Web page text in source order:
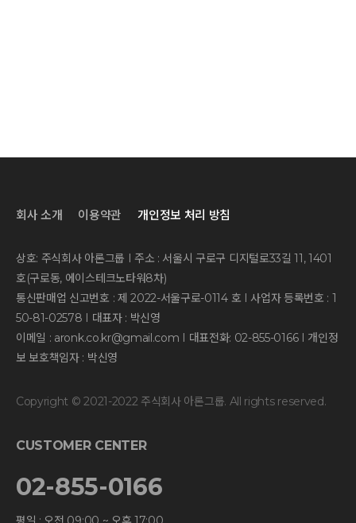
회사 소개 이용약관 개인정보 처리 방침
상호: 주식회사 아론그룹 I 주소 : 서울시 구로구 디지털로33길 11, 1401
호(구로동, 에이스테크노타워8차)
통신판매업 신고번호 : 제 2022-서울구로-0114 호 I 사업자 등록번호 : 1
50-81-02578 I 대표자 : 박신영
이메일 : aronk.co.kr@gmail.com I 대표전화: 02-855-0166 I 개인정
보 보호책임자 : 박신영
Copyright © 2021-2022 주식회사 아론그룹. All rights reserved.
CUSTOMER CENTER
02-855-0166